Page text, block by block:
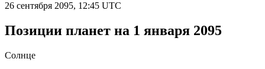
26 сентября 2095, 12:45 UTC
Позиции планет на 1 января 2095
Солнце